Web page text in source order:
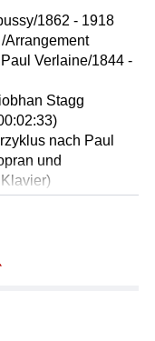
1862 - 1918
Arrangement
Verlaine/1844 -
Stagg
nach Paul
und
II